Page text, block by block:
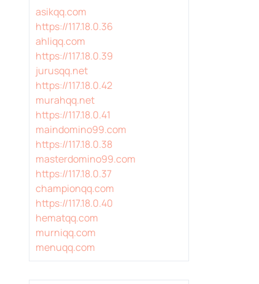
asikqq.com
https://117.18.0.36
ahliqq.com
https://117.18.0.39
jurusqq.net
https://117.18.0.42
murahqq.net
https://117.18.0.41
maindomino99.com
https://117.18.0.38
masterdomino99.com
https://117.18.0.37
championqq.com
https://117.18.0.40
hematqq.com
murniqq.com
menuqq.com